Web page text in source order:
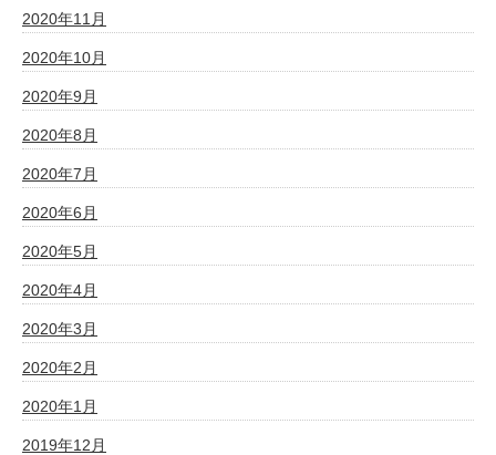
2020年11月
2020年10月
2020年9月
2020年8月
2020年7月
2020年6月
2020年5月
2020年4月
2020年3月
2020年2月
2020年1月
2019年12月